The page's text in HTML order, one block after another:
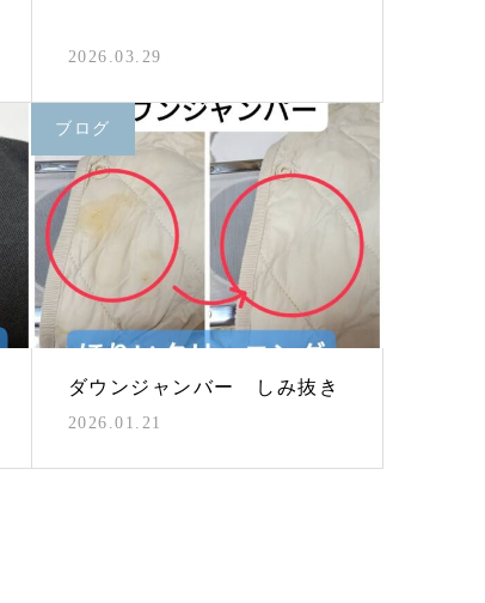
2026.03.29
ブログ
ダウンジャンバー しみ抜き
2026.01.21